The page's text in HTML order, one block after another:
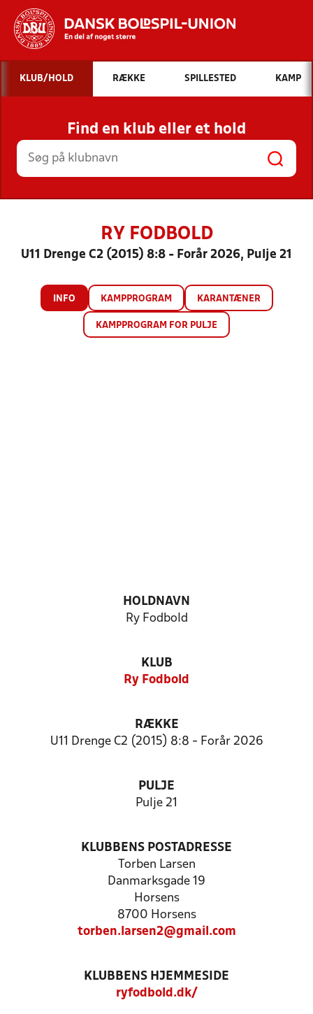
Hvad vil du søge efter?
INDHOLD OG NYHEDER
STILLINGER, RESULTATER, KLUBBER OG
HOLD
KLUB/HOLD RÆKKE SPILLESTED KAMP
Find en klub eller et hold
RY FODBOLD
U11 Drenge C2 (2015) 8:8 - Forår 2026, Pulje 21
INFO KAMPPROGRAM KARANTÆNER
KAMPPROGRAM FOR PULJE
HOLDNAVN
Ry Fodbold
KLUB
Ry Fodbold
RÆKKE
U11 Drenge C2 (2015) 8:8 - Forår 2026
PULJE
Pulje 21
KLUBBENS POSTADRESSE
Torben Larsen
Danmarksgade 19
Horsens
8700 Horsens
torben.larsen2@gmail.com
KLUBBENS HJEMMESIDE
ryfodbold.dk/